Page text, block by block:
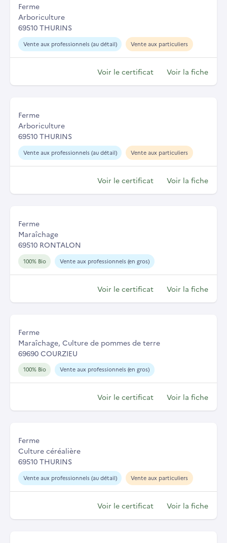
Ferme
Arboriculture
69510 THURINS
Vente aux professionnels (au détail) Vente aux particuliers
Voir le certificat Voir la fiche
Ferme
Arboriculture
69510 THURINS
Vente aux professionnels (au détail) Vente aux particuliers
Voir le certificat Voir la fiche
Ferme
Maraîchage
69510 RONTALON
100% Bio Vente aux professionnels (en gros)
Voir le certificat Voir la fiche
Ferme
Maraîchage, Culture de pommes de terre
69690 COURZIEU
100% Bio Vente aux professionnels (en gros)
Voir le certificat Voir la fiche
Ferme
Culture céréalière
69510 THURINS
Vente aux professionnels (au détail) Vente aux particuliers
Voir le certificat Voir la fiche